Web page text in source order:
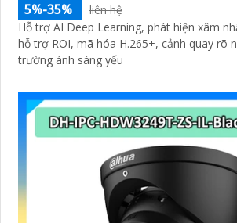
5%-35%
liên hệ
Hỗ trợ AI Deep Learning, phát hiện xâm
hỗ trợ ROI, mã hóa H.265+, cảnh quay rõ
trường ánh sáng yếu